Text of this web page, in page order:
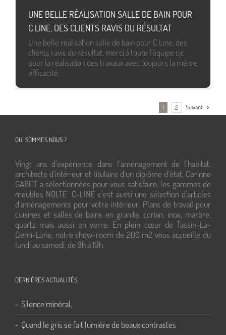
UNE BELLE RÉALISATION SALLE DE BAIN POUR
C LINE, DES CLIENTS RAVIS DU RÉSULTAT
Une belle réalisation salle de bain pour C Line, des
clients ravis du résultat, merci à toute l'équipe cjc
pour la réalisation des travaux avec toujours la même
efficacité.
1 2 Suivant
QUI SOMMES NOUS ?
Vingt ans d’expérience dans l’aménagement de l’habitat,
architecte d’intérieur et titulaire d’un diplôme d’état, Corinne
GABET a sélectionnées pour vous satisfaire, les gammes de
meubles NOLTE. C-LINE c’est aussi une sélection d’articles
d’aménagements pour votre intérieur. Plans de travail pour
cuisines et salles de bains en granite, corian, inox, marbre,
quartz mais aussi en verre. En plein cœur de Tassin-La-
Demi-Lune, notre show-room de 200 m2 vous accueille du
lundi au samedi, de 9h à 19h.
DERNIÈRES ACTUALITÉS
Silence minéral.
Quand le gris se fait lumière de beaux contrastes